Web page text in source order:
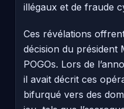
illégaux et de fraude
Ces révélations
décision du président
POGOs. Lors de
il avait décrit ces
bifurqué vers des